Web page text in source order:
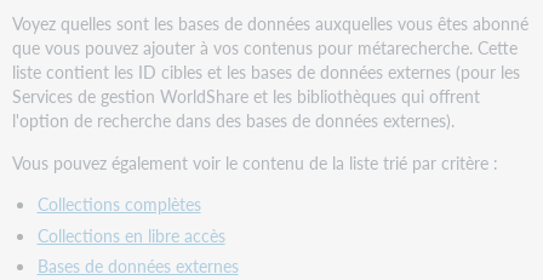
Voyez quelles sont les bases de données auxquelles vous êtes abonné
que vous pouvez ajouter à vos contenus pour métarecherche. Cette
liste contient les ID cibles et les bases de données externes (pour les
Services de gestion WorldShare et les bibliothèques qui offrent
l'option de recherche dans des bases de données externes).
Vous pouvez également voir le contenu de la liste trié par critère :
Collections complètes
Collections en libre accès
Bases de données externes